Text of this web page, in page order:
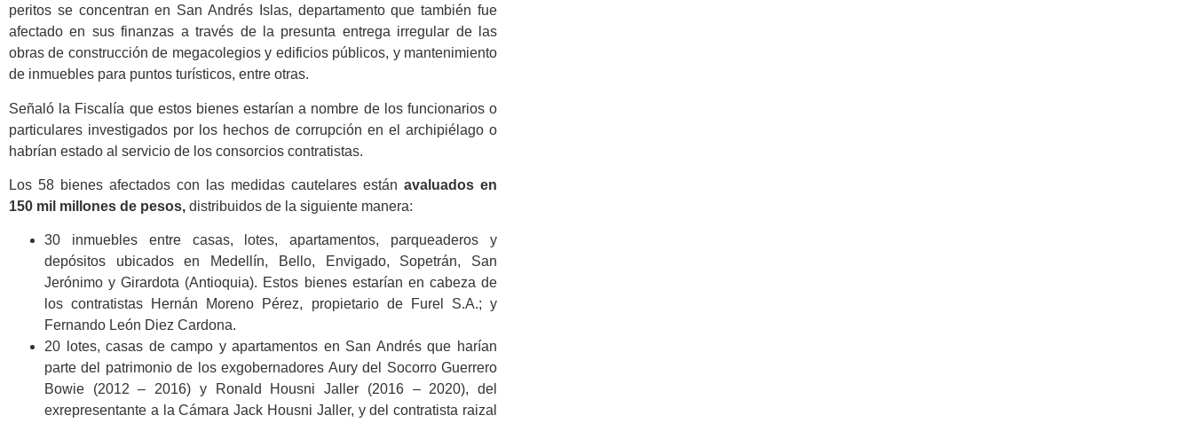
peritos se concentran en San Andrés Islas, departamento que también fue
afectado en sus finanzas a través de la presunta entrega irregular de las
obras de construcción de megacolegios y edificios públicos, y mantenimiento
de inmuebles para puntos turísticos, entre otras.
Señaló la Fiscalía que estos bienes estarían a nombre de los funcionarios o
particulares investigados por los hechos de corrupción en el archipiélago o
habrían estado al servicio de los consorcios contratistas.
Los 58 bienes afectados con las medidas cautelares están avaluados en
150 mil millones de pesos, distribuidos de la siguiente manera:
30 inmuebles entre casas, lotes, apartamentos, parqueaderos y
depósitos ubicados en Medellín, Bello, Envigado, Sopetrán, San
Jerónimo y Girardota (Antioquia). Estos bienes estarían en cabeza de
los contratistas Hernán Moreno Pérez, propietario de Furel S.A.; y
Fernando León Diez Cardona.
20 lotes, casas de campo y apartamentos en San Andrés que harían
parte del patrimonio de los exgobernadores Aury del Socorro Guerrero
Bowie (2012 – 2016) y Ronald Housni Jaller (2016 – 2020), del
exrepresentante a la Cámara Jack Housni Jaller, y del contratista raizal